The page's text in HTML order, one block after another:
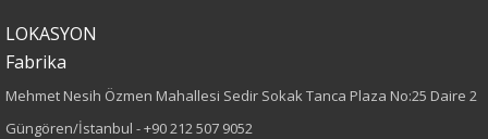
Dokuma
LOKASYON
Fabrika
Mehmet Nesih Özmen Mahallesi Sedir Sokak Tanca Plaza No:25 Daire 2
Güngören/İstanbul -+90 212 507 9052